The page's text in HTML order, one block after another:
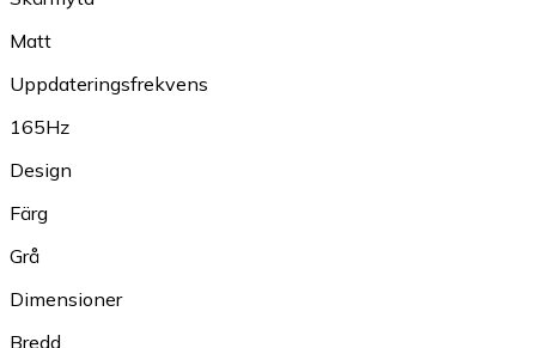
Matt
Uppdateringsfrekvens
165Hz
Design
Färg
Grå
Dimensioner
Bredd